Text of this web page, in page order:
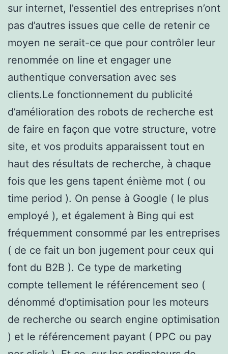
sur internet, l’essentiel des entreprises n’ont
pas d’autres issues que celle de retenir ce
moyen ne serait-ce que pour contrôler leur
renommée on line et engager une
authentique conversation avec ses
clients.Le fonctionnement du publicité
d’amélioration des robots de recherche est
de faire en façon que votre structure, votre
site, et vos produits apparaissent tout en
haut des résultats de recherche, à chaque
fois que les gens tapent énième mot ( ou
time period ). On pense à Google ( le plus
employé ), et également à Bing qui est
fréquemment consommé par les entreprises
( de ce fait un bon jugement pour ceux qui
font du B2B ). Ce type de marketing
compte tellement le référencement seo (
dénommé d’optimisation pour les moteurs
de recherche ou search engine optimisation
) et le référencement payant ( PPC ou pay